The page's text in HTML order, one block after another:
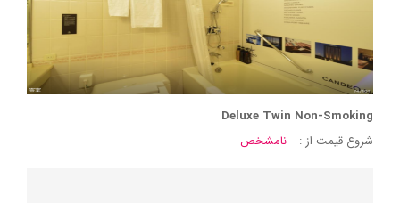
Deluxe Twin Non-Smoking
شروع قیمت از :
نامشخص